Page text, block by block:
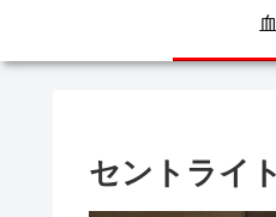
セントライ